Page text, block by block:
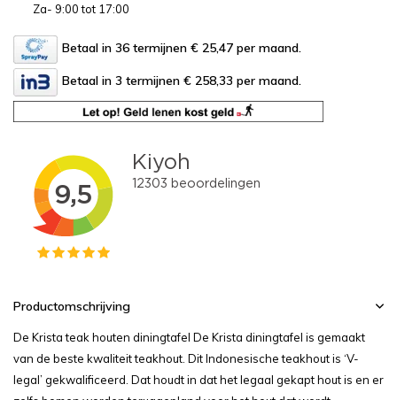
Za- 9:00 tot 17:00
Betaal in 36 termijnen € 25,47 per maand.
Betaal in 3 termijnen € 258,33 per maand.
Productomschrijving
De Krista teak houten diningtafel De Krista diningtafel is gemaakt
van de beste kwaliteit teakhout. Dit Indonesische teakhout is ‘V-
legal’ gekwalificeerd. Dat houdt in dat het legaal gekapt hout is en er